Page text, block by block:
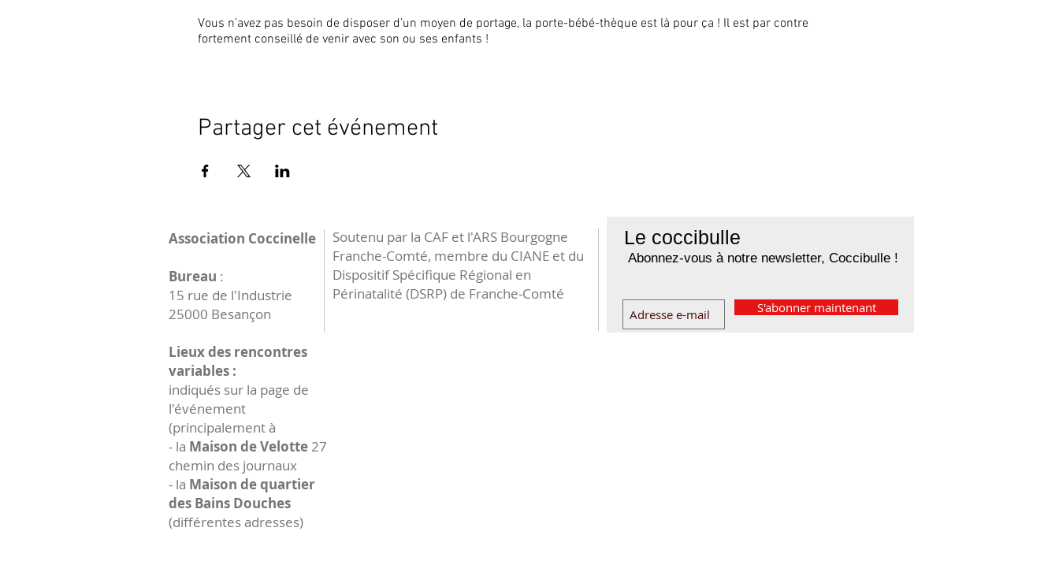
Vous n’avez pas besoin de disposer d’un moyen de portage, la porte-bébé-thèque est là pour ça ! Il est par contre
fortement conseillé de venir avec son ou ses enfants !
Partager cet événement
Le coccibulle
Abonnez-vous à notre newsletter, Coccibulle !
S'abonner maintenant
Association Coccinelle
Bureau :
15 rue de l'Industrie
25000 Besançon
Lieux des rencontres
variables :
indiqués sur la page de
l'événement
(principalement à
- la Maison de Velotte27
chemin des journaux
- la Maison de quartier
des Bains Douches
(différentes adresses)
Soutenu par la CAF et l'ARS Bourgogne
Franche-Comté, membre du CIANE et du
Dispositif Spécifique Régional en
Périnatalité (DSRP) de Franche-Comté